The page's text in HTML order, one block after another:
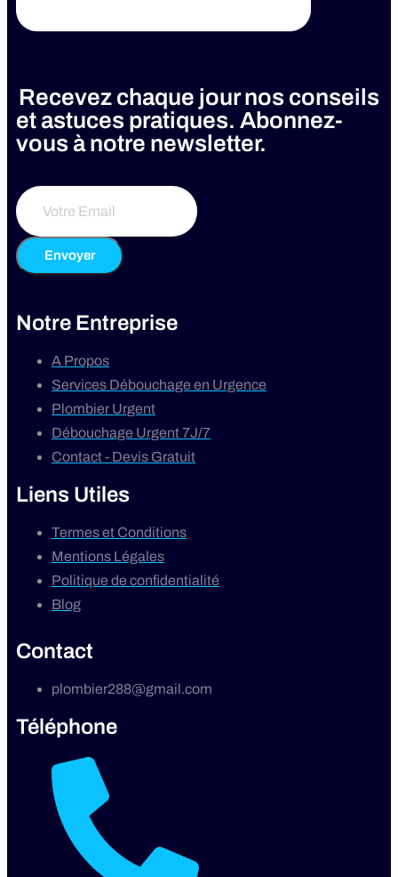
Recevez chaque jour nos conseils
et astuces pratiques. Abonnez-
vous à notre newsletter.
Envoyer
Notre Entreprise
A Propos
Services Débouchage en Urgence
Plombier Urgent
Débouchage Urgent 7J/7
Contact - Devis Gratuit
Liens Utiles
Termes et Conditions
Mentions Légales
Politique de confidentialité
Blog
Contact
plombier288@gmail.com
Téléphone